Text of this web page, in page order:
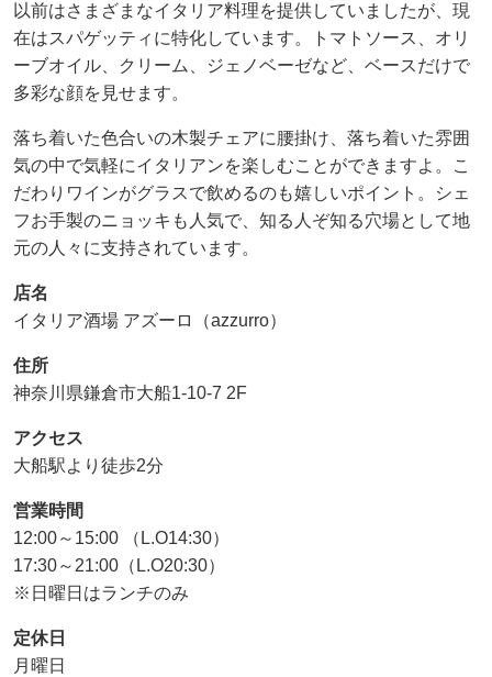
以前はさまざまなイタリア料理を提供していましたが、現
在はスパゲッティに特化しています。トマトソース、オリ
ーブオイル、クリーム、ジェノベーゼなど、ベースだけで
多彩な顔を見せます。
落ち着いた色合いの木製チェアに腰掛け、落ち着いた雰囲
気の中で気軽にイタリアンを楽しむことができますよ。こ
だわりワインがグラスで飲めるのも嬉しいポイント。シェ
フお手製のニョッキも人気で、知る人ぞ知る穴場として地
元の人々に支持されています。
店名
イタリア酒場 アズーロ（azzurro）
住所
神奈川県鎌倉市大船1-10-7 2F
アクセス
大船駅より徒歩2分
営業時間
12:00～15:00 （L.O14:30）
17:30～21:00（L.O20:30）
※日曜日はランチのみ
定休日
月曜日